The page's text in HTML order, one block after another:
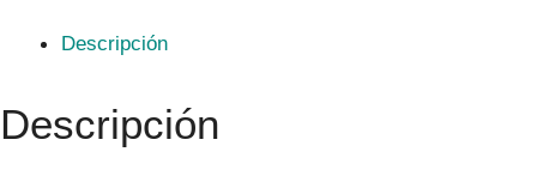
Descripción
Descripción